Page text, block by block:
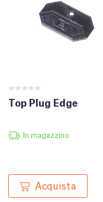
Top Plug Edge
In magazzino
Acquista